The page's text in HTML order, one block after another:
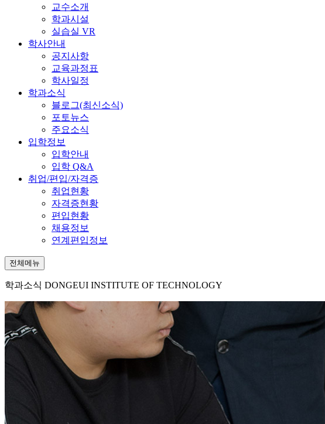
교수소개
학과시설
실습실 VR
학사안내
공지사항
교육과정표
학사일정
학과소식
블로그(최신소식)
포토뉴스
주요소식
입학정보
입학안내
입학 Q&A
취업/편입/자격증
취업현황
자격증현황
편입현황
채용정보
연계편입정보
전체메뉴
학과소식 DONGEUI INSTITUTE OF TECHNOLOGY